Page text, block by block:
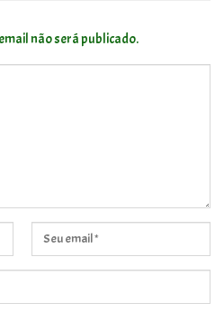
não será publicado.